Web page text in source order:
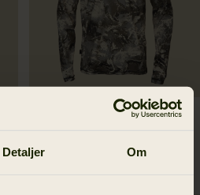
Detaljer Om
Mountain Hunter
89.95 EUR